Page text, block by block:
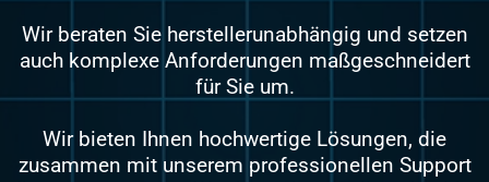
Wir beraten Sie herstellerunabhängig und setzen
auch komplexe Anforderungen maßgeschneidert
für Sie um.
Wir bieten Ihnen hochwertige Lösungen, die
zusammen mit unserem professionellen Support